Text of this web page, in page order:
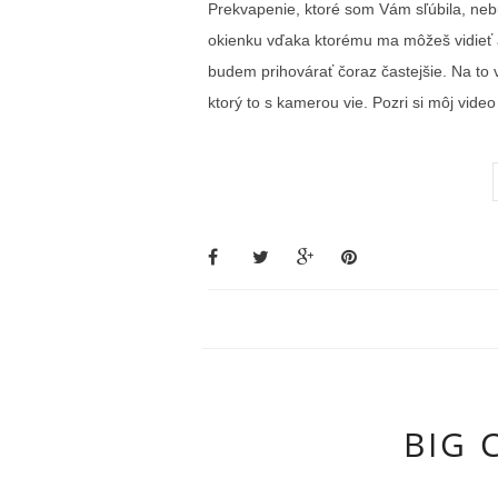
Prekvapenie, ktoré som Vám sľúbila,
okienku vďaka ktorému ma môžeš
budem prihovárať čoraz častejšie. Na
ktorý to s kamerou vie. Pozri si môj
BIG